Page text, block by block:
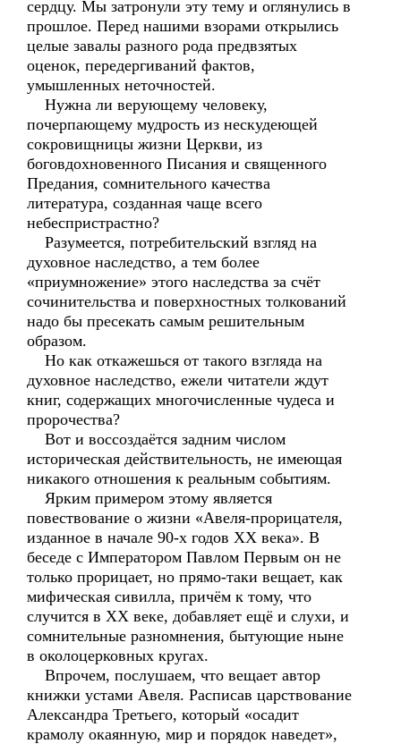
сердцу. Мы затронули эту тему и оглянулись в
прошлое. Перед нашими взорами открылись
целые завалы разного рода предвзятых
оценок, передергиваний фактов,
умышленных неточностей.
Нужна ли верующему человеку,
почерпающему мудрость из нескудеющей
сокровищницы жизни Церкви, из
боговдохновенного Писания и священного
Предания, сомнительного качества
литература, созданная чаще всего
небеспристрастно?
Разумеется, потребительский взгляд на
духовное наследство, а тем более
«приумножение» этого наследства за счёт
сочинительства и поверхностных толкований
надо бы пресекать самым решительным
образом.
Но как откажешься от такого взгляда на
духовное наследство, ежели читатели ждут
книг, содержащих многочисленные чудеса и
пророчества?
Вот и воссоздаётся задним числом
историческая действительность, не имеющая
никакого отношения к реальным событиям.
Ярким примером этому является
повествование о жизни «Авеля-прорицателя,
изданное в начале 90-х годов XX века». В
беседе с Императором Павлом Первым он не
только прорицает, но прямо-таки вещает, как
мифическая сивилла, причём к тому, что
случится в XX веке, добавляет ещё и слухи, и
сомнительные разномнения, бытующие ныне
в околоцерковных кругах.
Впрочем, послушаем, что вещает автор
книжки устами Авеля. Расписав царствование
Александра Третьего, который «осадит
крамолу окаянную, мир и порядок наведет»,